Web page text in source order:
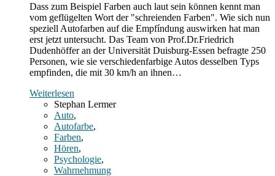
Dass zum Beispiel Farben auch laut sein können kennt man
vom geflügelten Wort der "schreienden Farben". Wie sich nun
speziell Autofarben auf die Empfíndung auswirken hat man
erst jetzt untersucht. Das Team von Prof.Dr.Friedrich
Dudenhöffer an der Universität Duisburg-Essen befragte 250
Personen, wie sie verschiedenfarbige Autos desselben Typs
empfinden, die mit 30 km/h an ihnen…
Weiterlesen
Stephan Lermer
Auto,
Autofarbe,
Farben,
Hören,
Psychologie,
Wahrnehmung